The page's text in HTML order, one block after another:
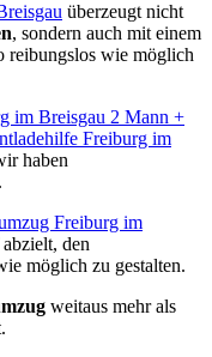
überzeugt nicht
, sondern auch mit einem
reibungslos wie möglich
im Breisgau 2 Mann +
Freiburg im
haben
Freiburg im
den
möglich zu gestalten.
weitaus mehr als